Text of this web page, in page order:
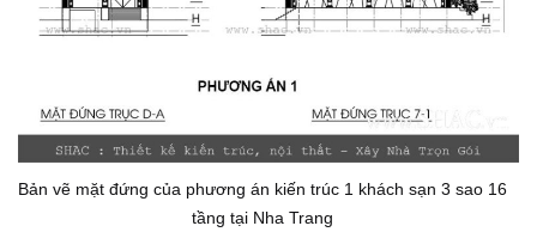
Bản vẽ mặt đứng của phương án kiến trúc 1 khách sạn 3 sao 16
tầng tại Nha Trang